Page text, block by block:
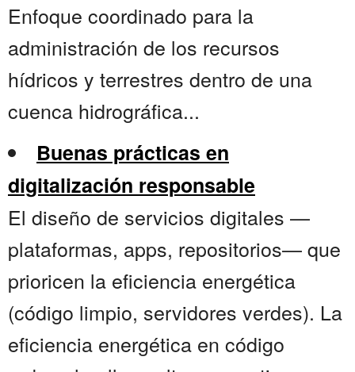
Enfoque coordinado para la
administración de los recursos
hídricos y terrestres dentro de una
cuenca hidrográfica...
Buenas prácticas en
digitalización responsable
El diseño de servicios digitales —
plataformas, apps, repositorios— que
prioricen la eficiencia energética
(código limpio, servidores verdes). La
eficiencia energética en código